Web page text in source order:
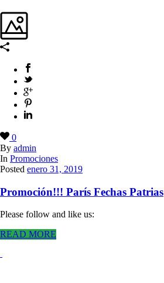
0
By admin
In Promociones
Posted enero 31, 2019
Promoción!!! París Fechas Patrias
Please follow and like us:
READ MORE